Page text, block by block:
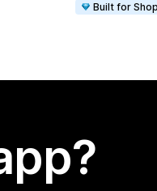
Built for